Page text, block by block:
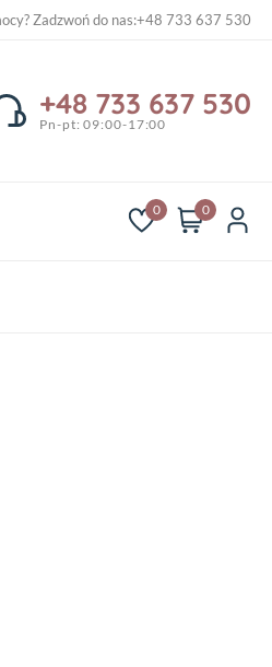
Zadzwoń do nas:+48 733 637 530
+48 733 637 530
Pn-pt: 09:00-17:00
0 0